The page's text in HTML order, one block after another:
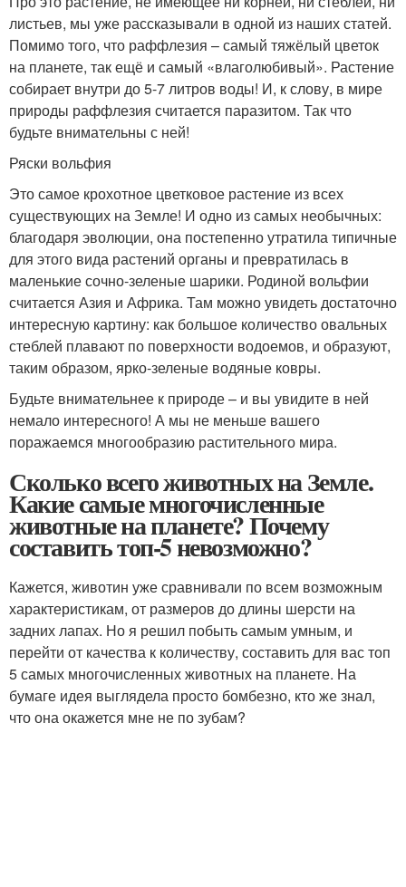
листьев, мы уже рассказывали в одной из наших статей.
Помимо того, что раффлезия – самый тяжёлый цветок
на планете, так ещё и самый «влаголюбивый». Растение
собирает внутри до 5-7 литров воды! И, к слову, в мире
природы раффлезия считается паразитом. Так что
будьте внимательны с ней!
Ряски вольфия
Это самое крохотное цветковое растение из всех
существующих на Земле! И одно из самых необычных:
благодаря эволюции, она постепенно утратила типичные
для этого вида растений органы и превратилась в
маленькие сочно-зеленые шарики. Родиной вольфии
считается Азия и Африка. Там можно увидеть достаточно
интересную картину: как большое количество овальных
стеблей плавают по поверхности водоемов, и образуют,
таким образом, ярко-зеленые водяные ковры.
Будьте внимательнее к природе – и вы увидите в ней
немало интересного! А мы не меньше вашего
поражаемся многообразию растительного мира.
Сколько всего животных на Земле.
Какие самые многочисленные
животные на планете? Почему
составить топ-5 невозможно?
Кажется, животин уже сравнивали по всем возможным
характеристикам, от размеров до длины шерсти на
задних лапах. Но я решил побыть самым умным, и
перейти от качества к количеству, составить для вас топ
5 самых многочисленных животных на планете. На
бумаге идея выглядела просто бомбезно, кто же знал,
что она окажется мне не по зубам?